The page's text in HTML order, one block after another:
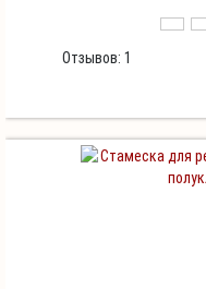
Отзывов:1